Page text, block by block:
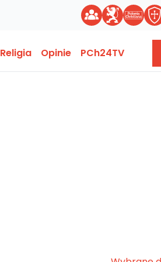
Religia Opinie PCh24TV